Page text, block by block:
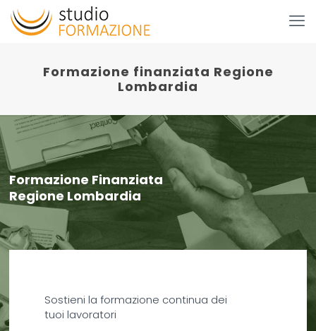
Formazione finanziata Regione
Lombardia
Formazione Finanziata
Regione Lombardia
Sostieni la formazione continua dei
tuoi lavoratori